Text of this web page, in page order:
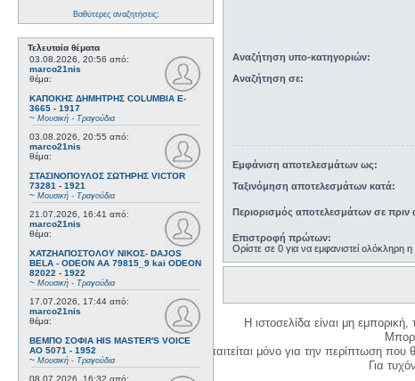
Βαθύτερες αναζητήσεις;
Τελευταία θέματα
03.08.2026, 20:56 από:
marco21nis
θέμα:
ΚΑΠΟΚΗΣ ΔΗΜΗΤΡΗΣ COLUMBIA E-
3665 - 1917
~ Μουσική - Τραγούδια
03.08.2026, 20:55 από:
marco21nis
θέμα:
ΣΤΑΣΙΝΟΠΟΥΛΟΣ ΣΩΤΗΡΗΣ VICTOR
73281 - 1921
~ Μουσική - Τραγούδια
21.07.2026, 16:41 από:
marco21nis
θέμα:
ΧΑΤΖΗΑΠΟΣΤΟΛΟΥ ΝΙΚΟΣ- DAJOS
BELA - ODEON AA 79815_9 kai ODEON
82022 - 1922
~ Μουσική - Τραγούδια
17.07.2026, 17:44 από:
marco21nis
θέμα:
ΒΕΜΠΟ ΣΟΦΙΑ HIS MASTER'S VOICE
AO 5071 - 1952
~ Μουσική - Τραγούδια
08.07.2026, 16:32 από:
Αναζήτηση υπο-κατηγοριών:
Αναζήτηση σε:
Εμφάνιση αποτελεσμάτων ως:
Ταξινόμηση αποτελεσμάτων κατά:
Περιορισμός αποτελεσμάτων σε πριν
Επιστροφή πρώτων:
Ορίστε σε 0 για να εμφανιστεί ολόκληρη η
Η ιστοσελίδα είναι μη
Η δημιουργία λογαριασμού απαιτείται μόνο για την περίπτωση
Για